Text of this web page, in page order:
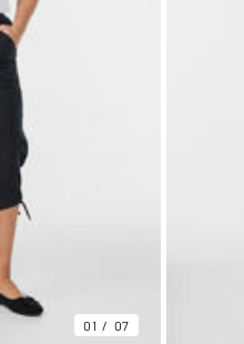
01 07